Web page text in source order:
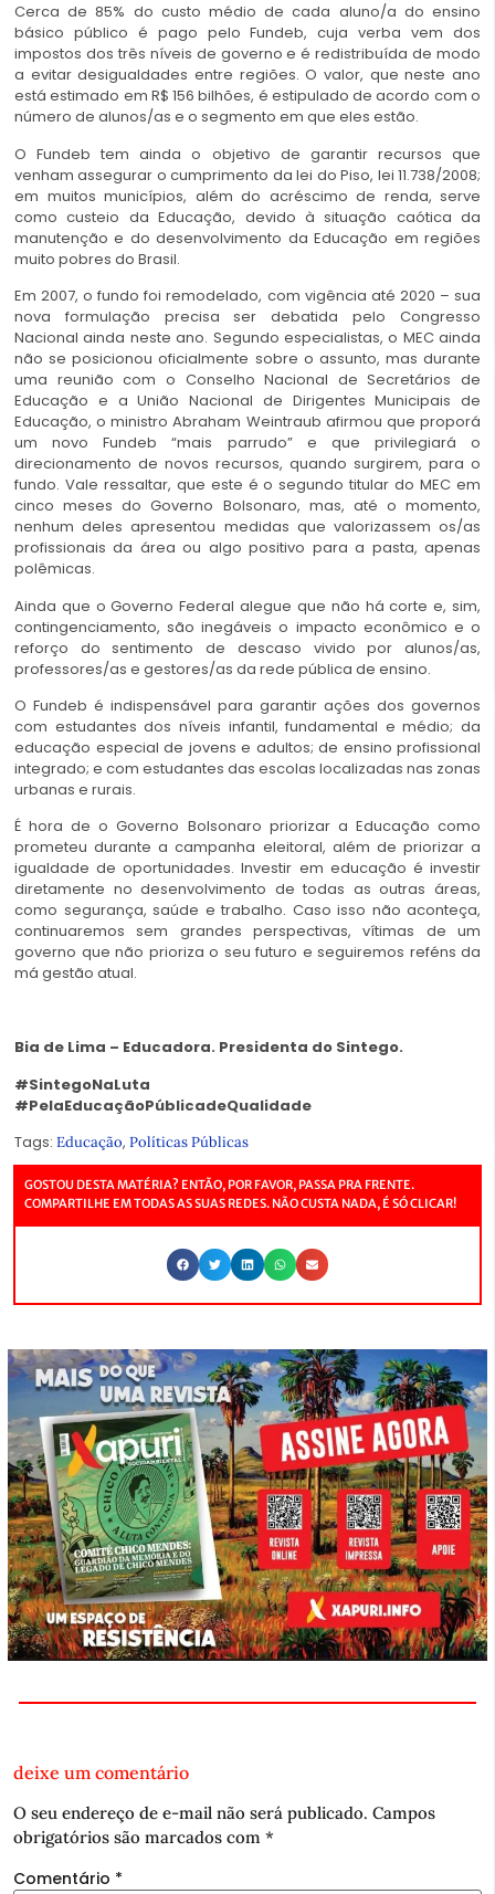
Cerca de 85% do custo médio de cada aluno/a do ensino
básico público é pago pelo Fundeb, cuja verba vem dos
impostos dos três níveis de governo e é redistribuída de modo
a evitar desigualdades entre regiões. O valor, que neste ano
está estimado em R$ 156 bilhões, é estipulado de acordo com o
número de alunos/as e o segmento em que eles estão.
O Fundeb tem ainda o objetivo de garantir recursos que
venham assegurar o cumprimento da lei do Piso, lei 11.738/2008;
em muitos municípios, além do acréscimo de renda, serve
como custeio da Educação, devido à situação caótica da
manutenção e do desenvolvimento da Educação em regiões
muito pobres do Brasil.
Em 2007, o fundo foi remodelado, com vigência até 2020 – sua
nova formulação precisa ser debatida pelo Congresso
Nacional ainda neste ano. Segundo especialistas, o MEC ainda
não se posicionou oficialmente sobre o assunto, mas durante
uma reunião com o Conselho Nacional de Secretários de
Educação e a União Nacional de Dirigentes Municipais de
Educação, o ministro Abraham Weintraub afirmou que proporá
um novo Fundeb “mais parrudo” e que privilegiará o
direcionamento de novos recursos, quando surgirem, para o
fundo. Vale ressaltar, que este é o segundo titular do MEC em
cinco meses do Governo Bolsonaro, mas, até o momento,
nenhum deles apresentou medidas que valorizassem os/as
profissionais da área ou algo positivo para a pasta, apenas
polêmicas.
Ainda que o Governo Federal alegue que não há corte e, sim,
contingenciamento, são inegáveis o impacto econômico e o
reforço do sentimento de descaso vivido por alunos/as,
professores/as e gestores/as da rede pública de ensino.
O Fundeb é indispensável para garantir ações dos governos
com estudantes dos níveis infantil, fundamental e médio; da
educação especial de jovens e adultos; de ensino profissional
integrado; e com estudantes das escolas localizadas nas zonas
urbanas e rurais.
É hora de o Governo Bolsonaro priorizar a Educação como
prometeu durante a campanha eleitoral, além de priorizar a
igualdade de oportunidades. Investir em educação é investir
diretamente no desenvolvimento de todas as outras áreas,
como segurança, saúde e trabalho. Caso isso não aconteça,
continuaremos sem grandes perspectivas, vítimas de um
governo que não prioriza o seu futuro e seguiremos reféns da
má gestão atual.
Bia de Lima – Educadora. Presidenta do Sintego.
#SintegoNaLuta
#PelaEducaçãoPúblicadeQualidade
Tags: Educação, Políticas Públicas
GOSTOU DESTA MATÉRIA? ENTÃO, POR FAVOR, PASSA PRA FRENTE.
COMPARTILHE EM TODAS AS SUAS REDES. NÃO CUSTA NADA, É SÓ CLICAR!
deixe um comentário
O seu endereço de e-mail não será publicado. Campos
obrigatórios são marcados com *
Comentário *